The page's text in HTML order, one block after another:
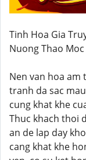
Tinh Hoa Gia
Nuong Thao
Nen van hoa
tranh da sac
cung khat khe
Thuc khach thoi
an de lap day
cang khat khe